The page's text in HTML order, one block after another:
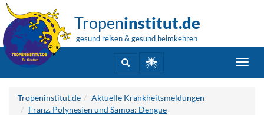
Tropeninstitut.de
gesund reisen & gesund heimkehren
Tropeninstitut.de
Aktuelle Krankheitsmeldungen
Franz. Polynesien und Samoa: Dengue